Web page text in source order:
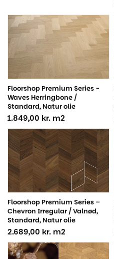
Floorshop Premium Series -
Waves Herringbone /
Standard, Natur olie
1.849,00 kr. m2
Floorshop Premium Series –
Chevron Irregular / Valnød,
Standard, Natur olie
2.689,00 kr. m2